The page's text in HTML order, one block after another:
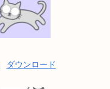
ダウンロード